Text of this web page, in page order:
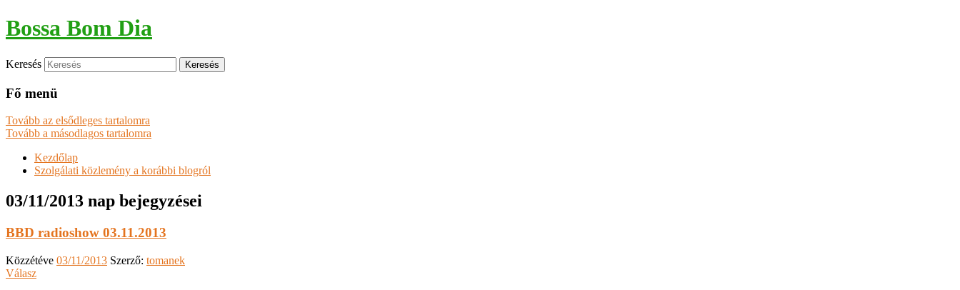
Bossa Bom Dia
Keresés
Fő menü
Tovább az elsődleges tartalomra
Tovább a másodlagos tartalomra
Kezdőlap
Szolgálati közlemény a korábbi blogról
03/11/2013 nap bejegyzései
BBD radioshow 03.11.2013
Közzétéve 03/11/2013 Szerző: tomanek
Válasz